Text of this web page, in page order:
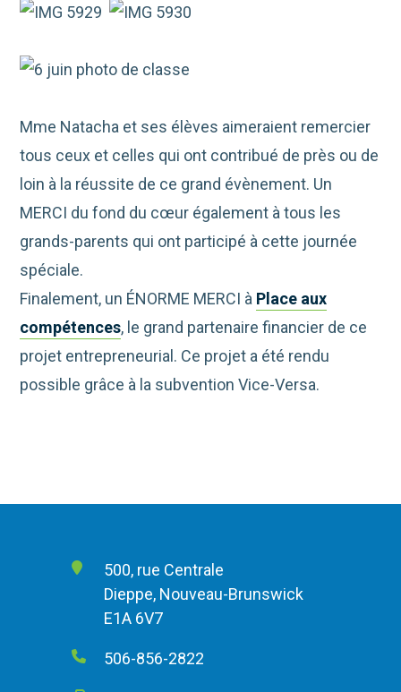
Mme Natacha et ses élèves aimeraient remercier
tous ceux et celles qui ont contribué de près ou de
loin à la réussite de ce grand évènement. Un
MERCI du fond du cœur également à tous les
grands-parents qui ont participé à cette journée
spéciale.
Finalement, un ÉNORME MERCI à Place aux
compétences, le grand partenaire financier de ce
projet entrepreneurial. Ce projet a été rendu
possible grâce à la subvention Vice-Versa.
500, rue Centrale
Dieppe, Nouveau-Brunswick
E1A 6V7
506-856-2822